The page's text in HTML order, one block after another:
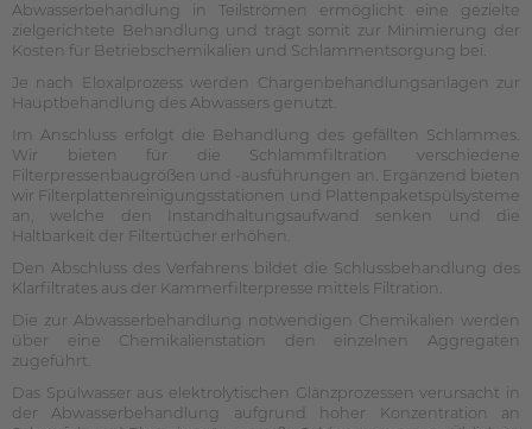
Abwasserbehandlung in Teilströmen ermöglicht eine gezielte
zielgerichtete Behandlung und trägt somit zur Minimierung der
Kosten für Betriebschemikalien und Schlammentsorgung bei.
Je nach Eloxalprozess werden Chargenbehandlungsanlagen zur
Hauptbehandlung des Abwassers genutzt.
Im Anschluss erfolgt die Behandlung des gefällten Schlammes.
Wir bieten für die Schlammfiltration verschiedene
Filterpressenbaugrößen und -ausführungen an. Ergänzend bieten
wir Filterplattenreinigungsstationen und Plattenpaketspülsysteme
an, welche den Instandhaltungsaufwand senken und die
Haltbarkeit der Filtertücher erhöhen.
Den Abschluss des Verfahrens bildet die Schlussbehandlung des
Klarfiltrates aus der Kammerfilterpresse mittels Filtration.
Die zur Abwasserbehandlung notwendigen Chemikalien werden
über eine Chemikalienstation den einzelnen Aggregaten
zugeführt.
Das Spülwasser aus elektrolytischen Glänzprozessen verursacht in
der Abwasserbehandlung aufgrund hoher Konzentration an